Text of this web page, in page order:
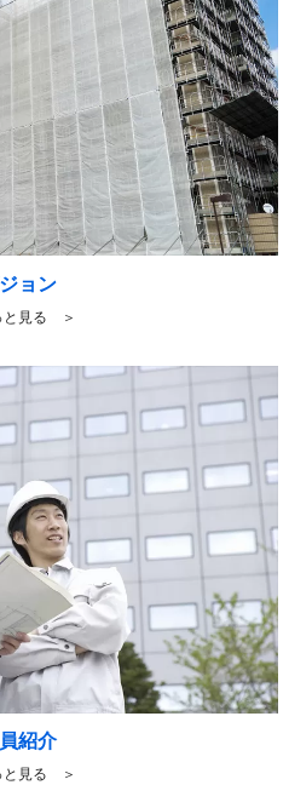
ョン
と見る ＞
紹介
と見る ＞